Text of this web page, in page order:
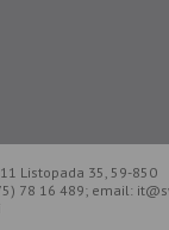
Listopada 35, 59-850
78 16 489; email: